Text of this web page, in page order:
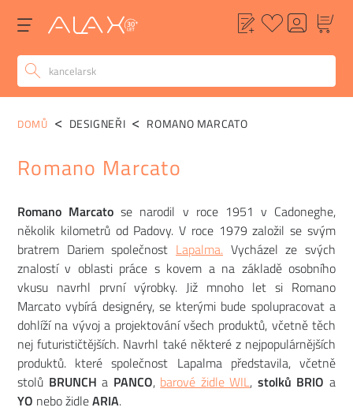
DOMŮ DESIGNEŘI ROMANO MARCATO
Romano Marcato
Romano Marcato se narodil v roce 1951 v Cadoneghe,
několik kilometrů od Padovy. V roce 1979 založil se svým
bratrem Dariem společnost Lapalma. Vycházel ze svých
znalostí v oblasti práce s kovem a na základě osobního
vkusu navrhl první výrobky. Již mnoho let si Romano
Marcato vybírá designéry, se kterými bude spolupracovat a
dohlíží na vývoj a projektování všech produktů, včetně těch
nej futurističtějších. Navrhl také některé z nejpopulárnějších
produktů. které společnost Lapalma představila, včetně
stolů BRUNCH a PANCO, barové židle WIL, stolků BRIO a
YO nebo židleARIA.